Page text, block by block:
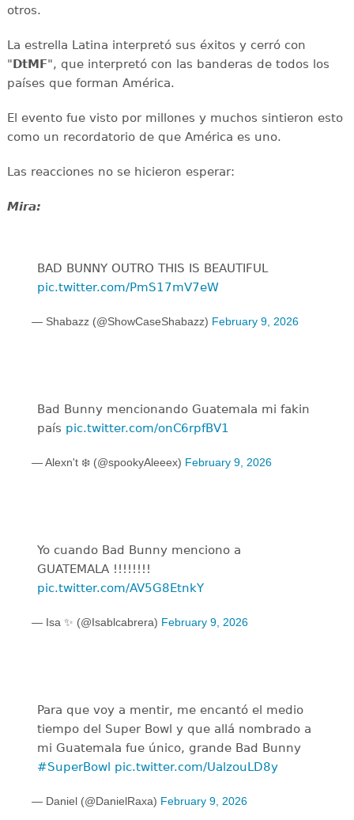
otros.
La estrella Latina interpretó sus éxitos y cerró con
"DtMF", que interpretó con las banderas de todos los
países que forman América.
El evento fue visto por millones y muchos sintieron esto
como un recordatorio de que América es uno.
Las reacciones no se hicieron esperar:
Mira:
BAD BUNNY OUTRO THIS IS BEAUTIFUL
pic.twitter.com/PmS17mV7eW
— Shabazz (@ShowCaseShabazz) February 9, 2026
Bad Bunny mencionando Guatemala mi fakin
país pic.twitter.com/onC6rpfBV1
— Alexn't ❄️ (@spookyAleeex) February 9, 2026
Yo cuando Bad Bunny menciono a
GUATEMALA !!!!!!!!
pic.twitter.com/AV5G8EtnkY
— Isa ✨ (@Isablcabrera) February 9, 2026
Para que voy a mentir, me encantó el medio
tiempo del Super Bowl y que allá nombrado a
mi Guatemala fue único, grande Bad Bunny
#SuperBowl pic.twitter.com/UalzouLD8y
— Daniel (@DanielRaxa) February 9, 2026